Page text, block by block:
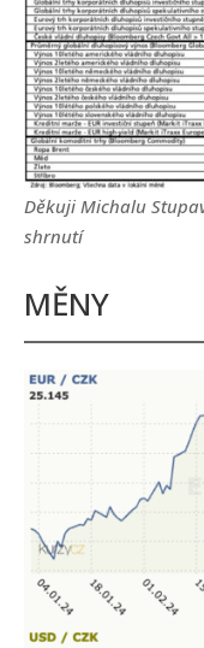
Děkuji Michalu
shrnutí
MĚNY